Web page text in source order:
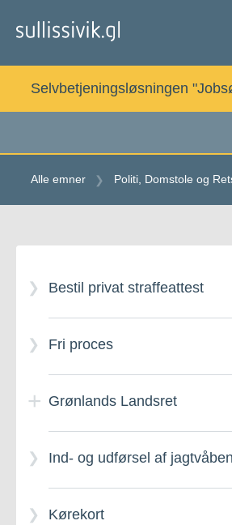
Selvbetjeningsløsningen
Alle emner Politi, Domstole og
indholdetBestil privat straffeattest
Fri proces
Grønlands Landsret
Ind- og udførsel af jagtvåben
Kørekort